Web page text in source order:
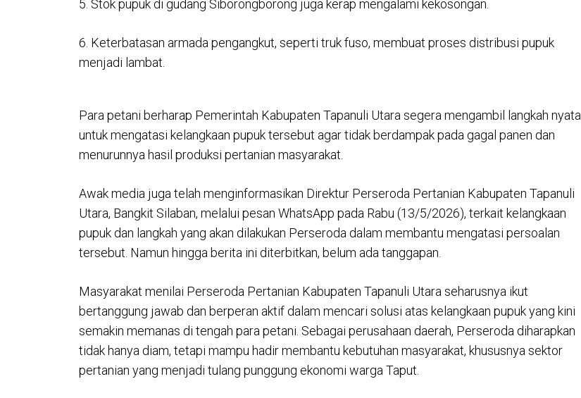
5. Stok pupuk di gudang Siborongborong juga kerap mengalami kekosongan.
6. Keterbatasan armada pengangkut, seperti truk fuso, membuat proses distribusi pupuk
menjadi lambat.
Para petani berharap Pemerintah Kabupaten Tapanuli Utara segera mengambil langkah nyata
untuk mengatasi kelangkaan pupuk tersebut agar tidak berdampak pada gagal panen dan
menurunnya hasil produksi pertanian masyarakat.
Awak media juga telah menginformasikan Direktur Perseroda Pertanian Kabupaten Tapanuli
Utara, Bangkit Silaban, melalui pesan WhatsApp pada Rabu (13/5/2026), terkait kelangkaan
pupuk dan langkah yang akan dilakukan Perseroda dalam membantu mengatasi persoalan
tersebut. Namun hingga berita ini diterbitkan, belum ada tanggapan.
Masyarakat menilai Perseroda Pertanian Kabupaten Tapanuli Utara seharusnya ikut
bertanggung jawab dan berperan aktif dalam mencari solusi atas kelangkaan pupuk yang kini
semakin memanas di tengah para petani. Sebagai perusahaan daerah, Perseroda diharapkan
tidak hanya diam, tetapi mampu hadir membantu kebutuhan masyarakat, khususnya sektor
pertanian yang menjadi tulang punggung ekonomi warga Taput.